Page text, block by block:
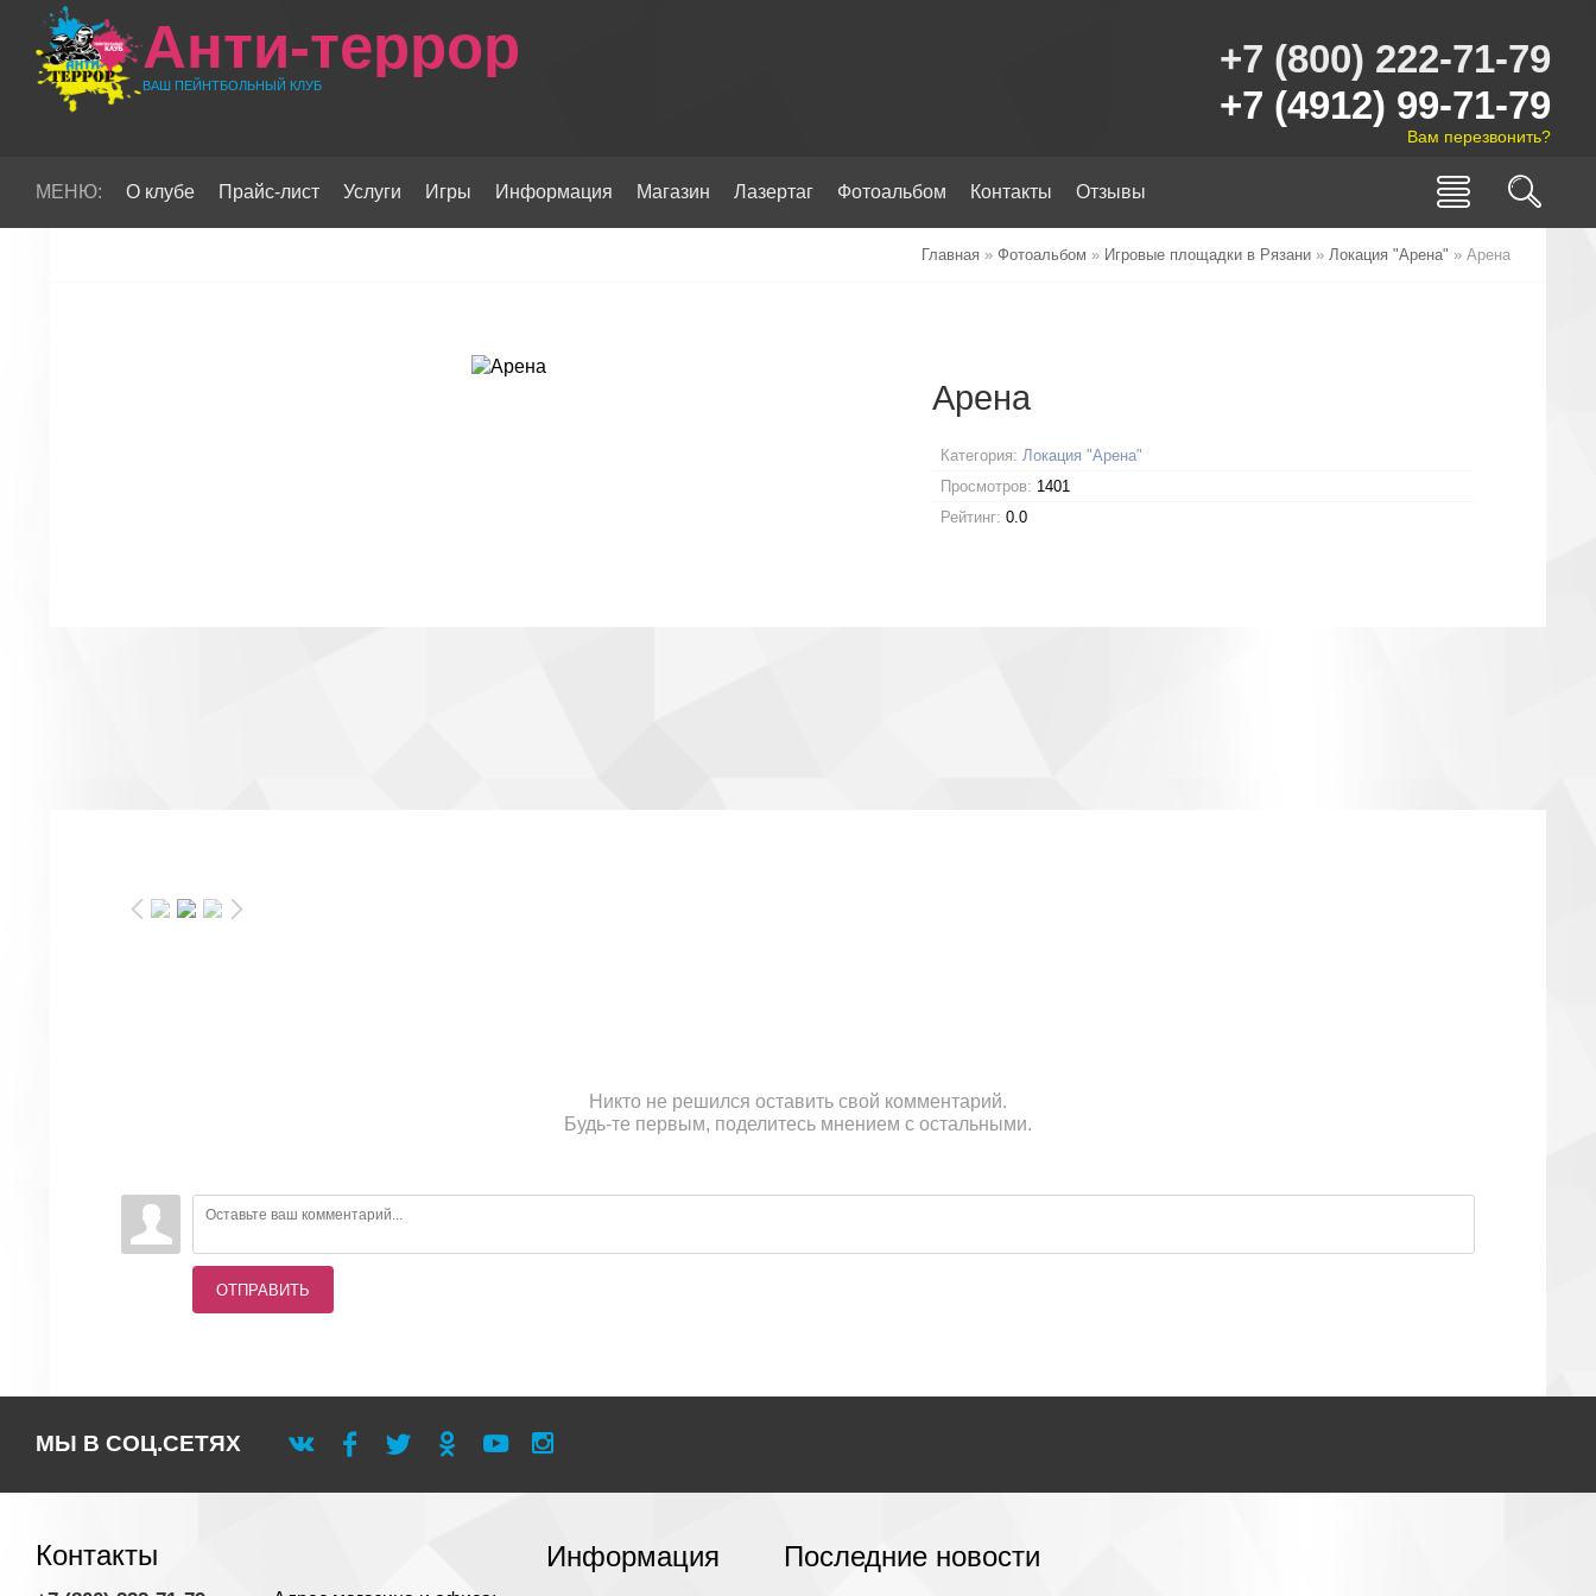
Анти-террор
ВАШ ПЕЙНТБОЛЬНЫЙ КЛУБ
+7 (800) 222-71-79
+7 (4912) 99-71-79
Вам перезвонить?
МЕНЮ: О клубе Прайс-лист Услуги Игры Информация Магазин Лазертаг Фотоальбом Контакты Отзывы
Главная » Фотоальбом » Игровые площадки в Рязани » Локация "Арена" » Арена
Арена
Категория: Локация "Арена"
Просмотров: 1401
Рейтинг: 0.0
Никто не решился оставить свой комментарий.
Будь-те первым, поделитесь мнением с остальными.
ОТПРАВИТЬ
МЫ В СОЦ.СЕТЯХ
Контакты Информация Последние новости